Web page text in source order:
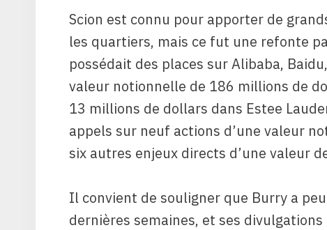
Scion est connu pour apporter de
les quartiers, mais ce fut une refonte
possédait des places sur Alibaba,
valeur notionnelle de 186 millions de
13 millions de dollars dans Estee
appels sur neuf actions d’une valeur
six autres enjeux directs d’une valeur
Il convient de souligner que Burry a
dernières semaines, et ses